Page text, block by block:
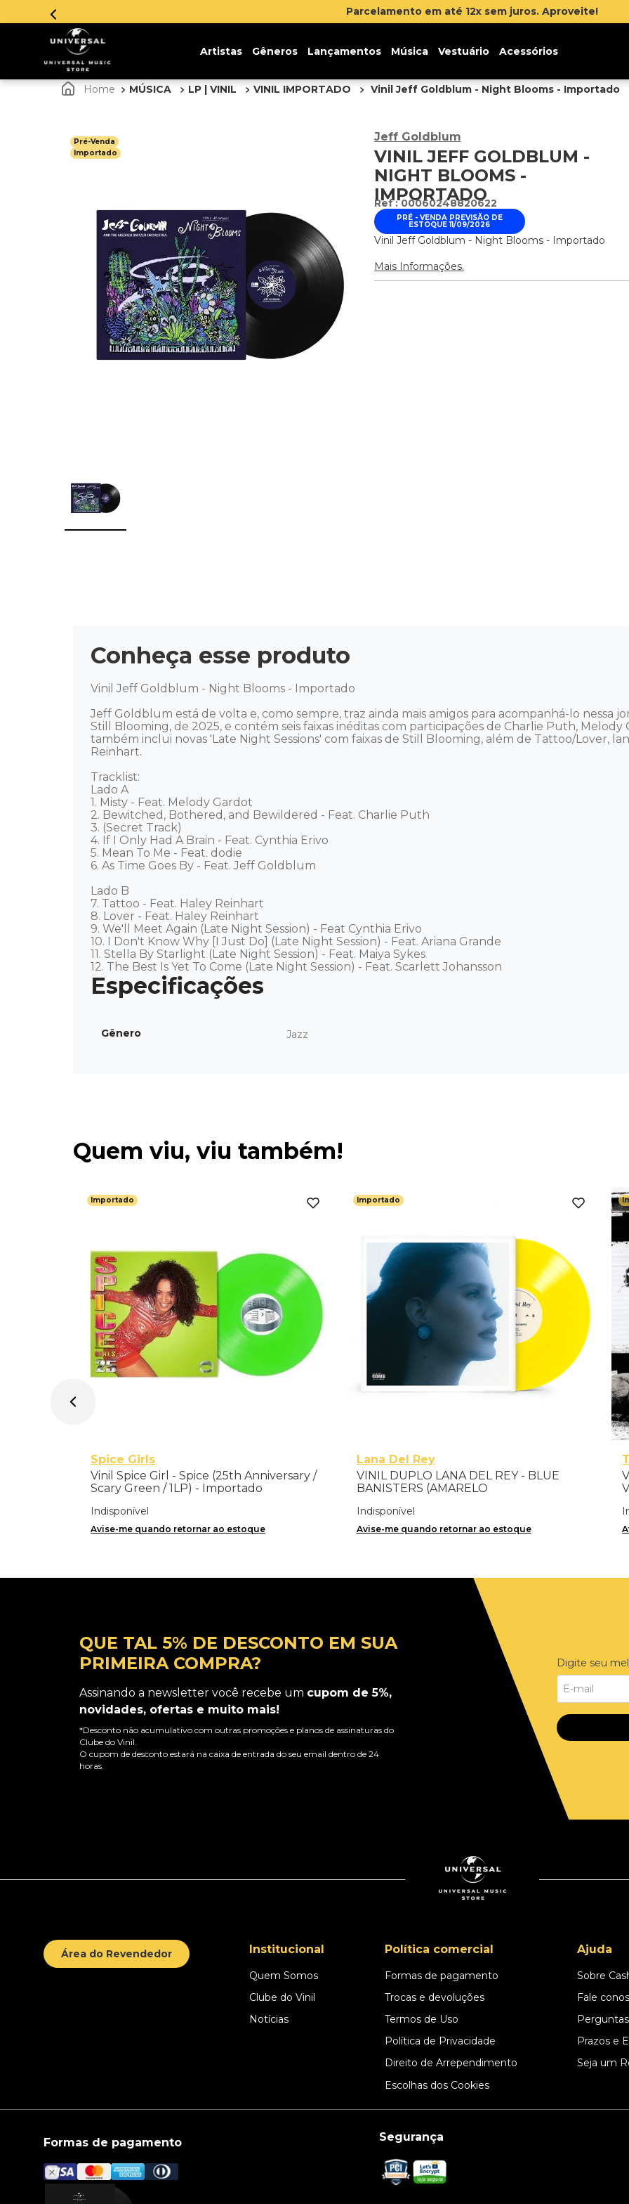
Parcelamento em até 12x sem juros. Aproveite!
Artistas Gêneros Lançamentos Música Vestuário Acessórios
MÚSICA LP | VINIL VINIL IMPORTADO Vinil Jeff Goldblum - Night Blooms - Importado
Pré-Venda
Importado
Jeff Goldblum
VINIL JEFF GOLDBLUM -
NIGHT BLOOMS -
IMPORTADO
:00060248820622
PRÉ - VENDA PREVISÃO DE
ESTOQUE 11/09/2026
Vinil Jeff Goldblum - Night Blooms - Importado
Mais Informações.
Conheça esse produto
Vinil Jeff Goldblum - Night Blooms - Importado
Jeff Goldblum está de volta e, como sempre, traz ainda mais amigos para acompanhá-lo nessa
Still Blooming, de 2025, e contém seis faixas inéditas com participações de Charlie Puth,
também inclui novas 'Late Night Sessions' com faixas de Still Blooming, além de Tattoo/Lover,
Reinhart.
Tracklist:
Lado A
1. Misty - Feat. Melody Gardot
2. Bewitched, Bothered, and Bewildered - Feat. Charlie Puth
3. (Secret Track)
4. If I Only Had A Brain - Feat. Cynthia Erivo
5. Mean To Me - Feat. dodie
6. As Time Goes By - Feat. Jeff Goldblum
Lado B
7. Tattoo - Feat. Haley Reinhart
8. Lover - Feat. Haley Reinhart
9. We'll Meet Again (Late Night Session) - Feat Cynthia Erivo
10. I Don't Know Why [I Just Do] (Late Night Session) - Feat. Ariana Grande
11. Stella By Starlight (Late Night Session) - Feat. Maiya Sykes
12. The Best Is Yet To Come (Late Night Session) - Feat. Scarlett Johansson
Gênero Jazz
Quem viu, viu também!
Importado
Spice Girls
Vinil Spice Girl - Spice (25th Anniversary /
Scary Green / 1LP) - Importado
Indisponível
Avise-me quando retornar ao estoque
Importado
Lana Del Rey
VINIL DUPLO LANA DEL REY - BLUE
BANISTERS (AMARELO
Indisponível
Avise-me quando retornar ao estoque
QUE TAL 5% DE DESCONTO EM SUA
PRIMEIRA COMPRA?
Assinando a newsletter você recebe um cupom de 5%,
novidades, ofertas e muito mais!
*Desconto não acumulativo com outras promoções e planos de assinaturas do
Clube do Vinil.
O cupom de desconto estará na caixa de entrada do seu email dentro de 24
horas.
Digite seu
Área do Revendedor Institucional
Quem Somos
Clube do Vinil
Notícias
Política comercial
Formas de pagamento
Trocas e devoluções
Termos de Uso
Política de Privacidade
Direito de Arrependimento
Escolhas dos Cookies
Ajuda
Sobre
Fale
Prazos e
Seja um
Formas de pagamento Segurança